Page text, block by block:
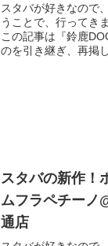
スタバが好きなので
うことで、行ってき
この記事は『鈴鹿
のを引き継ぎ、再掲
スタバの新作！
ムフラペチーノ
通店